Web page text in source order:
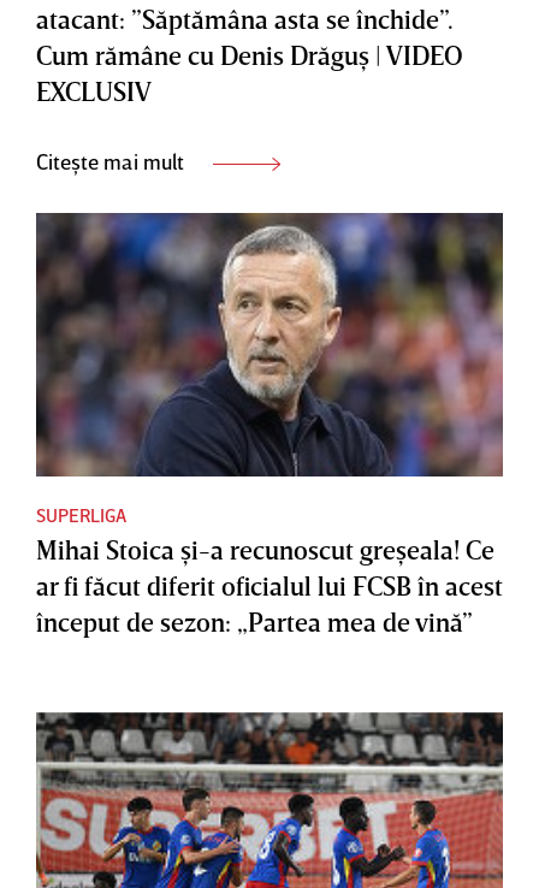
atacant: ”Săptămâna asta se închide”.
Cum rămâne cu Denis Drăguş | VIDEO
EXCLUSIV
Citește mai mult
SUPERLIGA
Mihai Stoica şi-a recunoscut greşeala! Ce
ar fi făcut diferit oficialul lui FCSB în acest
început de sezon: „Partea mea de vină”